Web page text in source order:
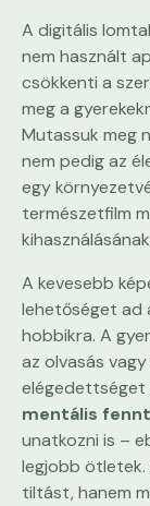
A digitális
nem használt
csökkenti a
meg a
Mutassuk meg
nem pedig az
egy
természetfilm
A kevesebb
lehetőséget ad
hobbikra. A
az olvasás
elégedettséget
mentális
unatkozni is –
legjobb ötletek.
tiltást, hanem